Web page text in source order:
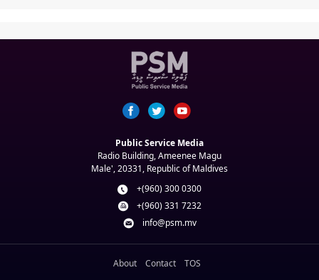
Public Service Media
Radio Building, Ameenee Magu
Male', 20331, Republic of Maldives
+(960) 300 0300
+(960) 331 7232
info@psm.mv
About Contact TOS